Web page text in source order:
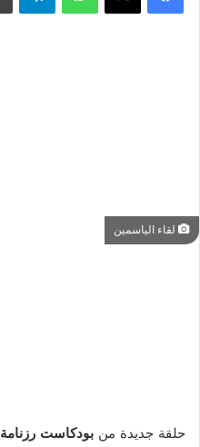
لقاء الياسمين
حلقة جديدة من بودكاست رزنامة